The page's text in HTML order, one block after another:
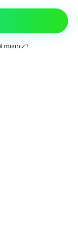
misiniz?